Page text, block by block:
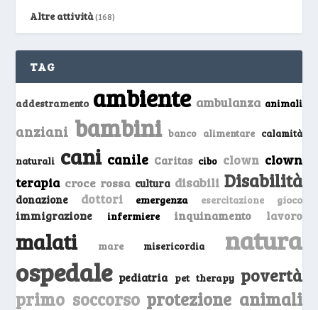
Altre attività(168)
TAG
addestramento ambiente ambulanza animali
anziani bambini banco alimentare calamità
naturali cani canile Caritas cibo clown clown
terapia croce rossa cultura disabili Disabilità
donazione dottori emergenza esercitazione gioco
immigrazione infermiere inquinamento lavoro
malati mare misericordia natura
ospedale pediatria pet therapy povertà
primo soccorso protezione animali